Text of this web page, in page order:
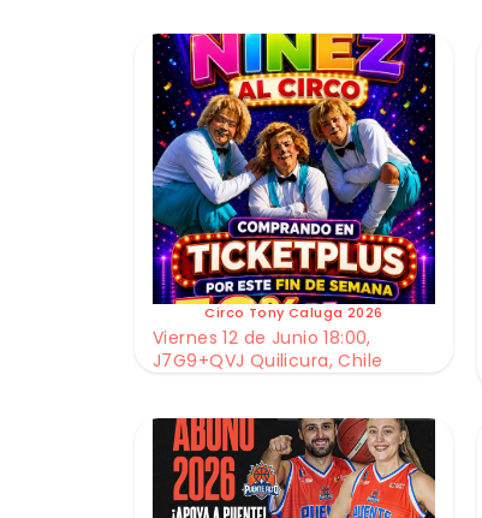
Circo Tony Caluga 2026
Viernes 12 de Junio 18:00,
J7G9+QVJ Quilicura, Chile